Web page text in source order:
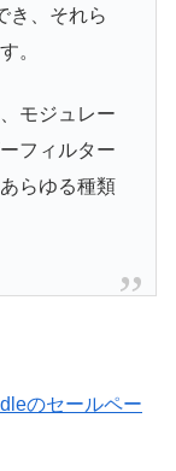
き、それら
。
モジュレー
フィルター
らゆる種類
のセールペー